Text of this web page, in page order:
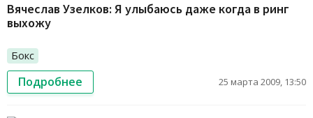
Вячеслав Узелков: Я улыбаюсь даже когда в ринг
выхожу
Бокс
Подробнее 25 марта 2009, 13:50